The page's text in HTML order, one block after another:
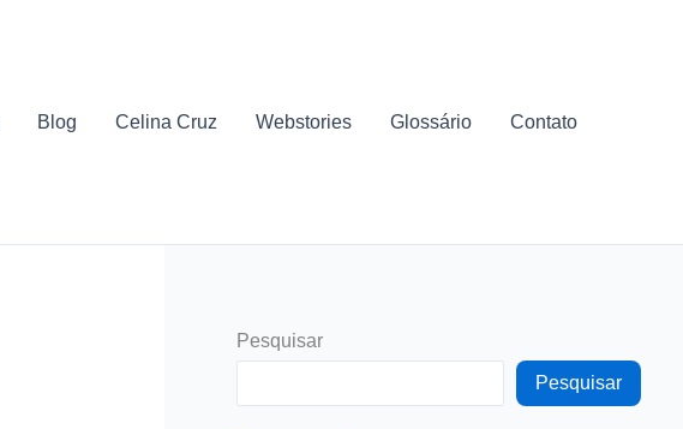
Blog Celina Cruz Webstories Glossário Contato
Pesquisar
Pesquisar